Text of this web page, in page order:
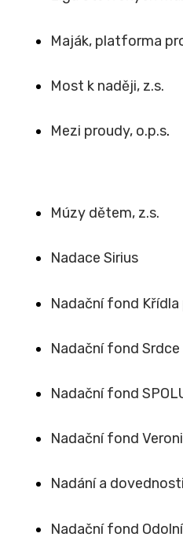
Maják, platforma
Most k naději, z.s.
Mezi proudy, o.p.s.
Múzy dětem, z.s.
Nadace Sirius
Nadační fond
Nadační fond Srdce
Nadační fond
Nadační fond
Nadání a
Nadační fond